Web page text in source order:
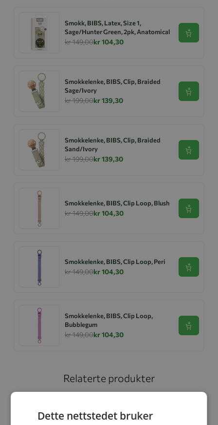
Smokk, BIBS, Latex, Size 1,
Sage/Hunter Green, 2pk, Anatomical
kr 149,00kr 104,30
Se
Smokkelenke, BIBS, Clip, Braided
Sage/Ivory
kr 199,00kr 139,30
Se
Smokkelenke, BIBS, Clip, Braided
Sand/Ivory
kr 199,00kr 139,30
Se
Smokkelenke, BIBS, Clip Loop, Blush
kr 149,00kr 104,30 Se
Smokkelenke, BIBS, Clip Loop, Peri
kr 149,00kr 104,30 Se
Smokkelenke, BIBS, Clip Loop,
Bubblegum
kr 149,00kr 104,30
Se
Relaterte produkter
Dette nettstedet bruker